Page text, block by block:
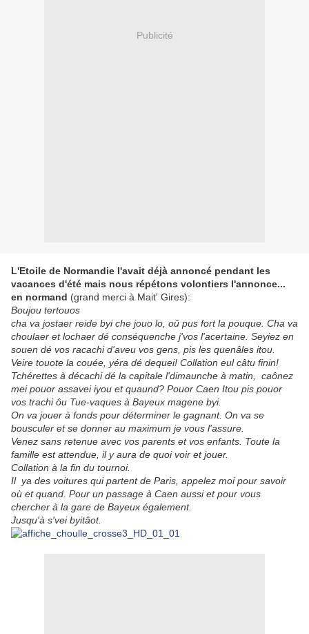
Publicité
L'Etoile de Normandie l'avait déjà annoncé pendant les
vacances d'été mais nous répétons volontiers l'annonce...
en normand (grand merci à Mait' Gires):
Boujou tertouos
cha va jostaer reide byi che jouo lo, oû pus fort la pouque. Cha va
choulaer et lochaer dé conséquenche j'vos l'acertaine. Seyiez en
souen dé vos racachi d'aveu vos gens, pis les quenâles itou.
Veire touote la couée, yéra dé dequei! Collation eul câtu finin!
Tchérettes à décachi dé la capitale l'dimaunche à matin, caônez
mei pouor assavei iyou et quaund? Pouor Caen Itou pis pouor
vos trachi ôu Tue-vaques à Bayeux magene byi.
On va jouer à fonds pour déterminer le gagnant. On va se
bousculer et se donner au maximum je vous l'assure.
Venez sans retenue avec vos parents et vos enfants. Toute la
famille est attendue, il y aura de quoi voir et jouer.
Collation à la fin du tournoi.
Il ya des voitures qui partent de Paris, appelez moi pour savoir
où et quand. Pour un passage à Caen aussi et pour vous
chercher à la gare de Bayeux également.
Jusqu'à s'vei byitâot.